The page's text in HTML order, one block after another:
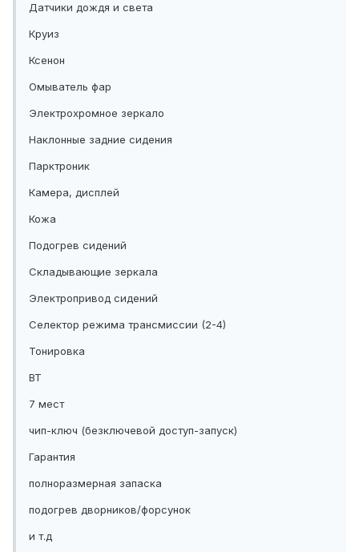
Датчики дождя и света
Круиз
Ксенон
Омыватель фар
Электрохромное зеркало
Наклонные задние сидения
Парктроник
Камера, дисплей
Кожа
Подогрев сидений
Складывающие зеркала
Электропривод сидений
Селектор режима трансмиссии (2-4)
Тонировка
BT
7 мест
чип-ключ (безключевой доступ-запуск)
Гарантия
полноразмерная запаска
подогрев дворников/форсунок
и т.д